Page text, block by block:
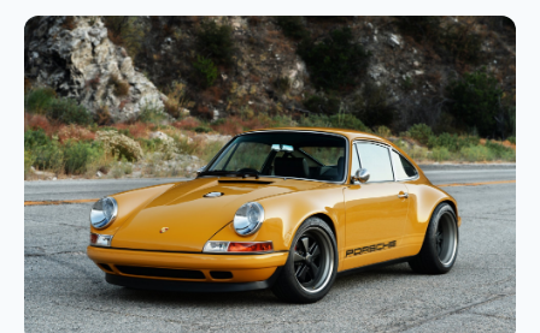
TOP 100
Статті
Додати APK